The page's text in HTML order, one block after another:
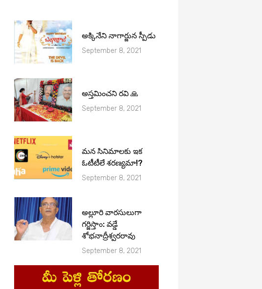
అక్కినేని నాగార్జున స్పీడు
September 8, 2021
అస్తమించని రవి 🙏
September 8, 2021
మ‌న సినిమాల‌కు ఇక
ఓటీటీలే శ‌ర‌ణ్య‌మా!?
September 8, 2021
అల్లూరి వారసులుగా
గర్జిస్తాం: వడ్డే
శోభనాద్రీశ్వరరావు
September 8, 2021